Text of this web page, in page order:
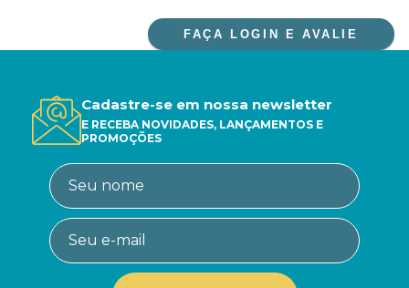
FAÇA LOGIN E AVALIE
Cadastre-se em nossa newsletter
E RECEBA NOVIDADES, LANÇAMENTOS E
PROMOÇÕES